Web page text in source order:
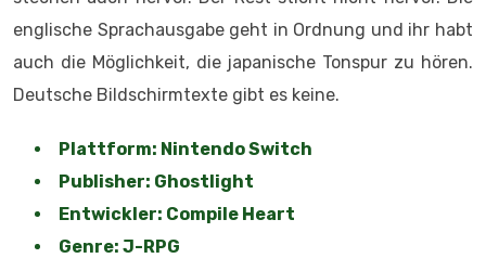
Genre: J-RPG
Spieleranzahl: 1
Release: 17. Januar 2019
Arne Schreiber